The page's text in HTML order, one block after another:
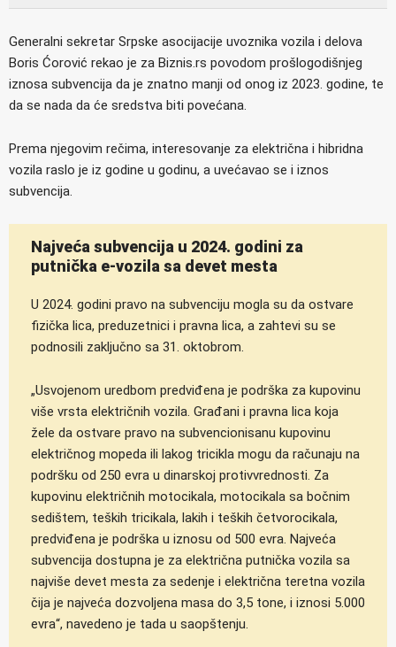
Generalni sekretar Srpske asocijacije uvoznika vozila i delova
Boris Ćorović rekao je za Biznis.rs povodom prošlogodišnjeg
iznosa subvencija da je znatno manji od onog iz 2023. godine, te
da se nada da će sredstva biti povećana.
Prema njegovim rečima, interesovanje za električna i hibridna
vozila raslo je iz godine u godinu, a uvećavao se i iznos
subvencija.
Najveća subvencija u 2024. godini za
putnička e-vozila sa devet mesta
U 2024. godini pravo na subvenciju mogla su da ostvare
fizička lica, preduzetnici i pravna lica, a zahtevi su se
podnosili zaključno sa 31. oktobrom.
„Usvojenom uredbom predviđena je podrška za kupovinu
više vrsta električnih vozila. Građani i pravna lica koja
žele da ostvare pravo na subvencionisanu kupovinu
električnog mopeda ili lakog tricikla mogu da računaju na
podršku od 250 evra u dinarskoj protivvrednosti. Za
kupovinu električnih motocikala, motocikala sa bočnim
sedištem, teških tricikala, lakih i teških četvorocikala,
predviđena je podrška u iznosu od 500 evra. Najveća
subvencija dostupna je za električna putnička vozila sa
najviše devet mesta za sedenje i električna teretna vozila
čija je najveća dozvoljena masa do 3,5 tone, i iznosi 5.000
evra“, navedeno je tada u saopštenju.